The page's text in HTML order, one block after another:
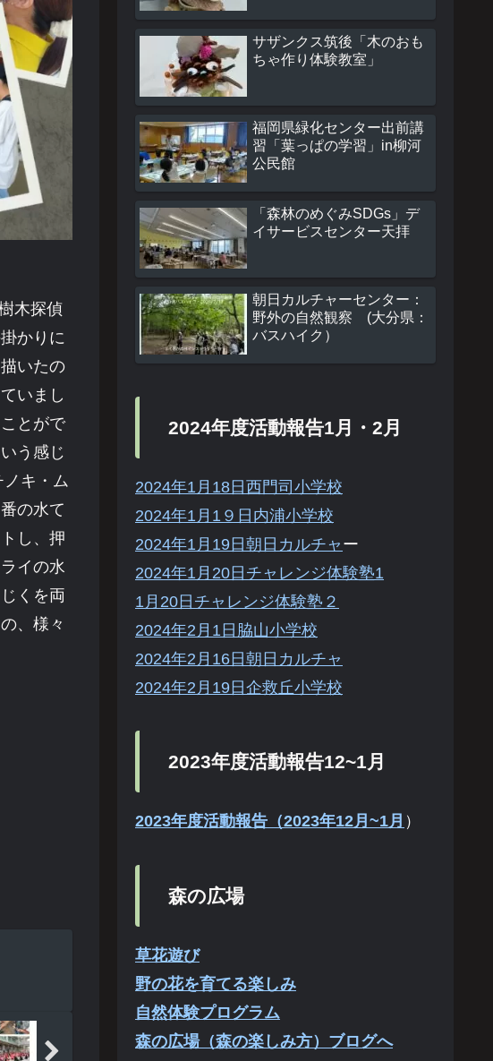
探偵
かりに
いたの
いまし
とがで
う感じ
キ・ム
の水て
し、押
イの水
くを両
、様々
サザンクス筑後「木のおも
ちゃ作り体験教室」
福岡県緑化センター出前講
習「葉っぱの学習」in柳河
公民館
「森林のめぐみSDGs」デ
イサービスセンター天拝
朝日カルチャーセンター：
野外の自然観察 (大分県：
バスハイク）
2024年度活動報告1月・2月
2024年1月18日西門司小学校
2024年1月1９日内浦小学校
2024年1月19日朝日カルチャ ー
2024年1月20日チャレンジ体験塾1
1月20日チャレンジ体験塾２
2024年2月1日脇山小学校
2024年2月16日朝日カルチャ
2024年2月19日企救丘小学校
2023年度活動報告12~1月
2023年度活動報告（2023年12月~1月 ）
森の広場
草花遊び
野の花を育てる楽しみ
自然体験プログラム
森の広場（森の楽しみ方）ブログへ